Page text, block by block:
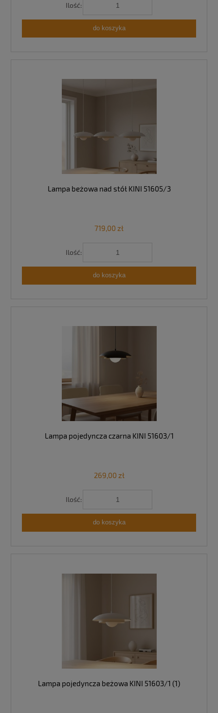
Ilość:
do koszyka
Lampa beżowa nad stół KINI 51605/3
719,00 zł
Ilość:
do koszyka
Lampa pojedyncza czarna KINI 51603/1
269,00 zł
Ilość:
do koszyka
Lampa pojedyncza beżowa KINI 51603/1 (1)